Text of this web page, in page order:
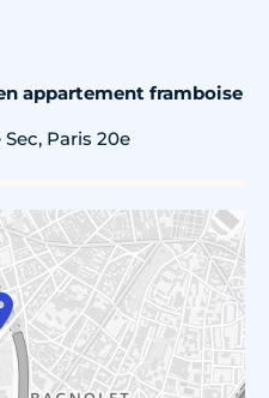
appartement framboise
Paris 20e